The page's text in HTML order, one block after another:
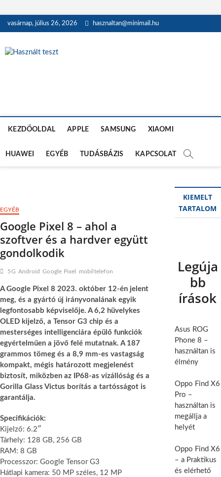
to
vasárnap, július 26, 2026 hasznaltan@minimail.hu
KEZDŐOLDAL APPLE SAMSUNG XIAOMI
HUAWEI EGYÉB TUDÁSBÁZIS KAPCSOLAT
EGYÉB
Google Pixel 8 – ahol a
szoftver és a hardver együtt
gondolkodik
5G Android Google Pixel mobiltelefon
A Google Pixel 8 2023. október 12-én jelent
meg, és a gyártó új irányvonalának egyik
legfontosabb képviselője. A 6,2 hüvelykes
OLED kijelző, a Tensor G3 chip és a
mesterséges intelligenciára épülő funkciók
egyértelműen a jövő felé mutatnak. A 187
grammos tömeg és a 8,9 mm-es vastagság
kompakt, mégis határozott megjelenést
biztosít, miközben az IP68-as vízállóság és a
Gorilla Glass Victus borítás a tartósságot is
garantálja.
Specifikációk:
Kijelző: 6.2″
Tárhely: 128 GB, 256 GB
RAM: 8 GB
Processzor: Google Tensor G3
Hátlapi kamera: 50 MP széles, 12 MP
KIEMELT
TARTALOM
Legúja
bb
írások
Asus ROG
Phone 8 –
használtan is
élmény
Oppo Find X6
Pro –
használtan is
megállja a
helyét
Oppo Find X6
– a Praktikus
és elérhető